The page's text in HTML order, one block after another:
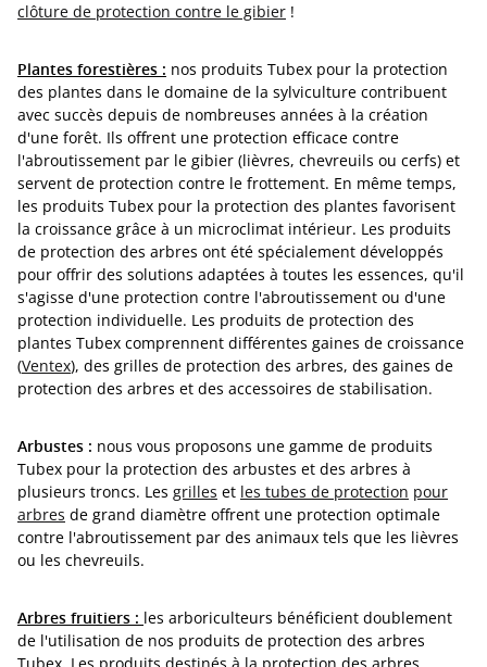
clôture de protection contre le gibier !
Plantes forestières : nos produits Tubex pour la protection
des plantes dans le domaine de la sylviculture contribuent
avec succès depuis de nombreuses années à la création
d'une forêt. Ils offrent une protection efficace contre
l'abroutissement par le gibier (lièvres, chevreuils ou cerfs) et
servent de protection contre le frottement. En même temps,
les produits Tubex pour la protection des plantes favorisent
la croissance grâce à un microclimat intérieur. Les produits
de protection des arbres ont été spécialement développés
pour offrir des solutions adaptées à toutes les essences, qu'il
s'agisse d'une protection contre l'abroutissement ou d'une
protection individuelle. Les produits de protection des
plantes Tubex comprennent différentes gaines de croissance
(Ventex), des grilles de protection des arbres, des gaines de
protection des arbres et des accessoires de stabilisation.
Arbustes : nous vous proposons une gamme de produits
Tubex pour la protection des arbustes et des arbres à
plusieurs troncs. Les grilles et les tubes de protection pour
arbres de grand diamètre offrent une protection optimale
contre l'abroutissement par des animaux tels que les lièvres
ou les chevreuils.
Arbres fruitiers : les arboriculteurs bénéficient doublement
de l'utilisation de nos produits de protection des arbres